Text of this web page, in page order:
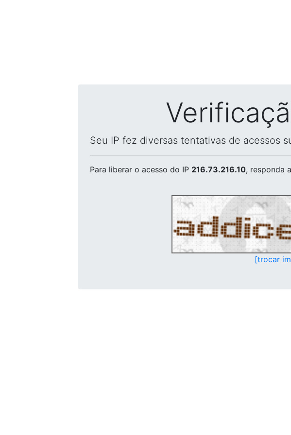
Seu IP fez diversas tentativas de acessos
Para liberar o acesso do IP 216.73.216.10, responda
[trocar